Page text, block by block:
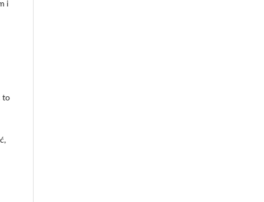
i
to